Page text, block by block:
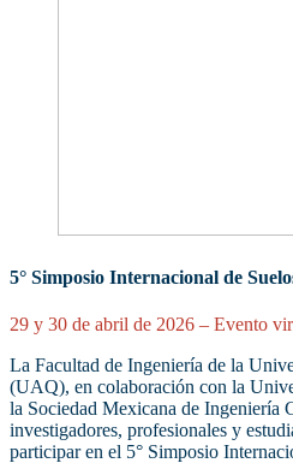
5° Simposio Internacional de
29 y 30 de abril de 2026 – Evento
La Facultad de Ingeniería de la
(UAQ), en colaboración con la
la Sociedad Mexicana de Ingeniería
investigadores, profesionales y
participar en el 5° Simposio